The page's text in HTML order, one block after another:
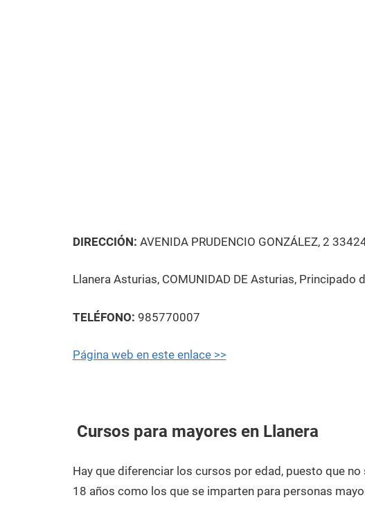
DIRECCIÓN: AVENIDA PRUDENCIO GONZÁLEZ, 2
Llanera Asturias, COMUNIDAD DE Asturias, Principado
TELÉFONO: 985770007
Página web en este enlace >>
Cursos para mayores en Llanera
Hay que diferenciar los cursos por edad, puesto que
18 años como los que se imparten para personas